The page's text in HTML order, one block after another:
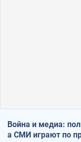
Война и медиа:
а СМИ играют по